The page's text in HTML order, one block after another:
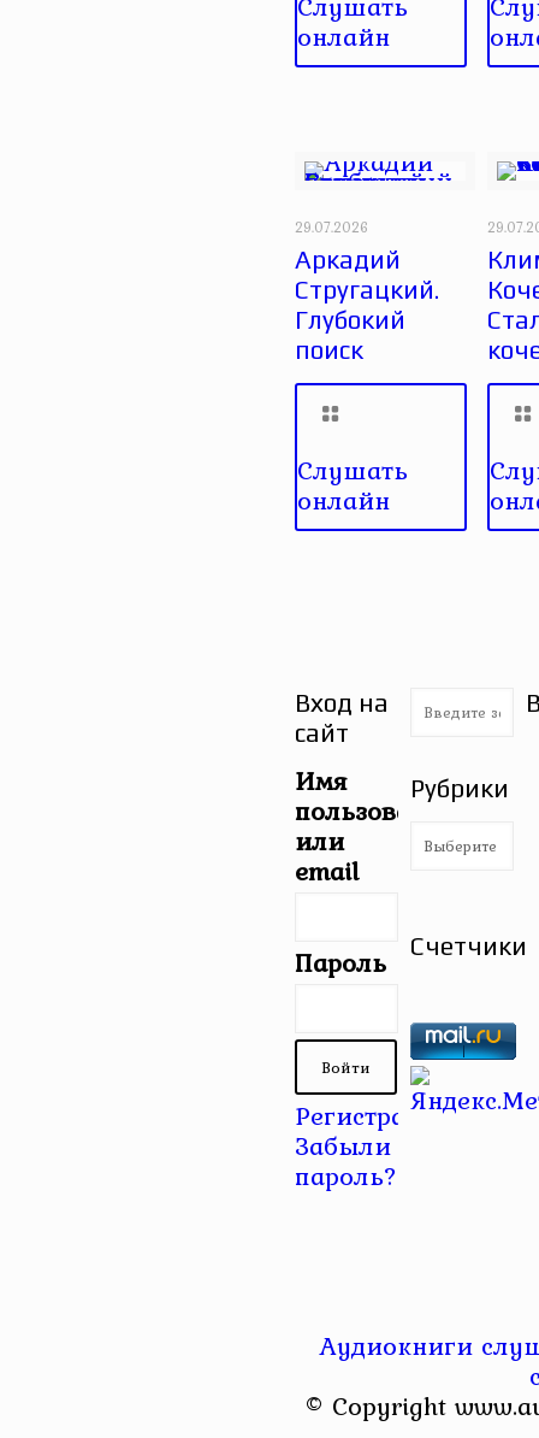
онлайн
29.07.2026
Аркадий
Стругацкий.
Глубокий
поиск
Слушать
онлайн
Вход на
сайт
Имя
пользователя
или
email
Пароль
Регистрация |
Забыли
пароль?
Рубрики
Рубрики
Счетчики
Аудиокниги
© Copyright